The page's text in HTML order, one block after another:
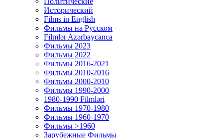
Исторический
Films in English
Фильмы на Русском
Filmlər Azərbaycanca
Фильмы 2023
Фильмы 2022
Фильмы 2016-2021
Фильмы 2010-2016
Фильмы 2000-2010
Фильмы 1990-2000
1980-1990 Filmləri
Фильмы 1970-1980
Фильмы 1960-1970
Фильмы >1960
Зарубежные Фильмы